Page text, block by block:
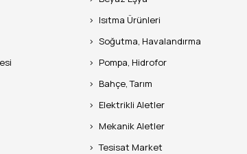
Isıtma Ürünleri
Soğutma, Havalandırma
Pompa, Hidrofor
Bahçe, Tarım
Elektrikli Aletler
Mekanik Aletler
Tesisat Market